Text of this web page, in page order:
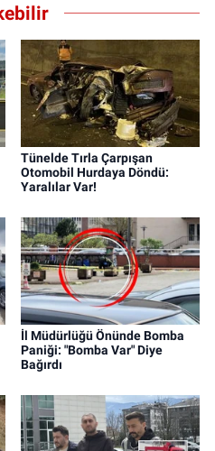
Tünelde Tırla Çarpışan
Otomobil Hurdaya Döndü:
Yaralılar Var!
İl Müdürlüğü Önünde Bomba
Paniği: "Bomba Var" Diye
Bağırdı